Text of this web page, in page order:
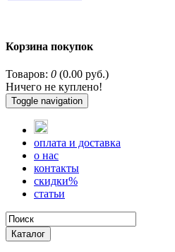
Корзина покупок
Товаров: 0 (0.00 руб.)
Ничего не куплено!
Toggle navigation
оплата и доставка
о нас
контакты
скидки%
статьи
Каталог